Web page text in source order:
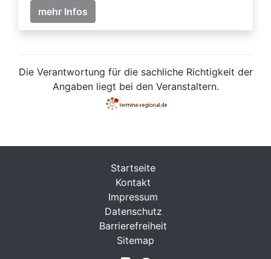
mehr Infos
Die Verantwortung für die sachliche Richtigkeit der
Angaben liegt bei den Veranstaltern.
Startseite
Kontakt
Impressum
Datenschutz
Barrierefreiheit
Sitemap